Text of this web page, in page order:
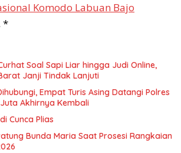
Komodo Labuan Bajo
*
Soal Sapi Liar hingga Judi Online,
Janji Tindak Lanjuti
Empat Turis Asing Datangi Polres
Akhirnya Kembali
Cunca Plias
Bunda Maria Saat Prosesi Rangkaian